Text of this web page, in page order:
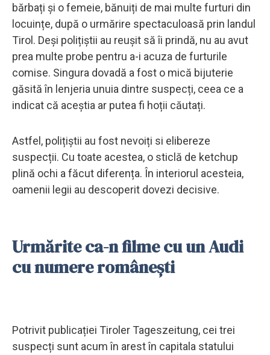
bărbați și o femeie, bănuiți de mai multe furturi din
locuințe, după o urmărire spectaculoasă prin landul
Tirol. Deși polițiștii au reușit să îi prindă, nu au avut
prea multe probe pentru a-i acuza de furturile
comise. Singura dovadă a fost o mică bijuterie
găsită în lenjeria unuia dintre suspecți, ceea ce a
indicat că aceștia ar putea fi hoții căutați.
Astfel, polițiștii au fost nevoiți si elibereze
suspecții. Cu toate acestea, o sticlă de ketchup
plină ochi a făcut diferența. În interiorul acesteia,
oamenii legii au descoperit dovezi decisive.
Urmărite ca-n filme cu un Audi
cu numere românești
Potrivit publicației Tiroler Tageszeitung, cei trei
suspecți sunt acum în arest în capitala statului